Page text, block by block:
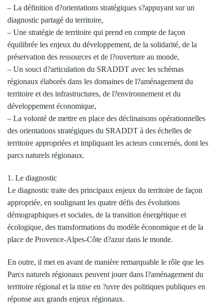
– La définition d?orientations stratégiques s?appuyant sur un
diagnostic partagé du territoire,
– Une stratégie de territoire qui prend en compte de façon
équilibrée les enjeux du développement, de la solidarité, de la
préservation des ressources et de l?ouverture au monde,
– Un souci d?articulation du SRADDT avec les schémas
régionaux élaborés dans les domaines de l?aménagement du
territoire et des infrastructures, de l?environnement et du
développement économique,
– La volonté de mettre en place des déclinaisons opérationnelles
des orientations stratégiques du SRADDT à des échelles de
territoire appropriées et impliquant les acteurs concernés, dont les
parcs naturels régionaux.
1. Le diagnostic
Le diagnostic traite des principaux enjeux du territoire de façon
appropriée, en soulignant les quatre défis des évolutions
démographiques et sociales, de la transition énergétique et
écologique, des transformations du modèle économique et de la
place de Provence-Alpes-Côte d?azur dans le monde.
En outre, il met en avant de manière remarquable le rôle que les
Parcs naturels régionaux peuvent jouer dans l?aménagement du
territoire régional et la mise en ?uvre des politiques publiques en
réponse aux grands enjeux régionaux.